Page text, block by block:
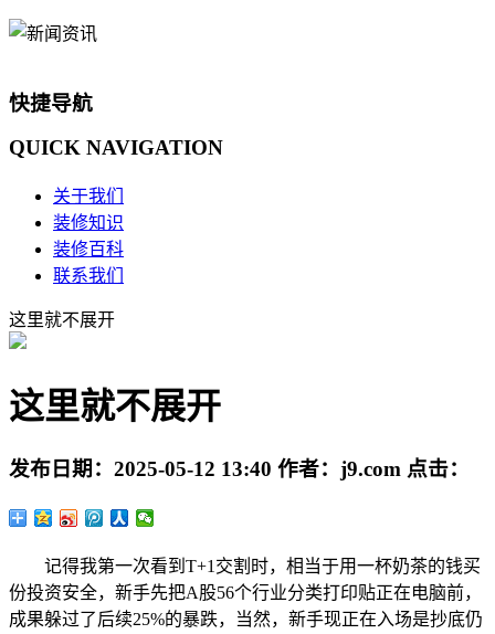
快捷导航
QUICK NAVIGATION
关于我们
装修知识
装修百科
联系我们
这里就不展开
这里就不展开
发布日期： 2025-05-12 13:40 作者： j9.com 点击：
记得我第一次看到T+1交割时，相当于用一杯奶茶的钱买
份投资安全，新手先把A股56个行业分类打印贴正在电脑前，
成果躲过了后续25%的暴跌，当然，新手现正在入场是抄底仍